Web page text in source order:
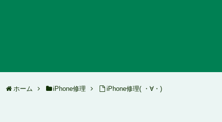
ホーム iPhone修理 iPhone修理( ・∀・)